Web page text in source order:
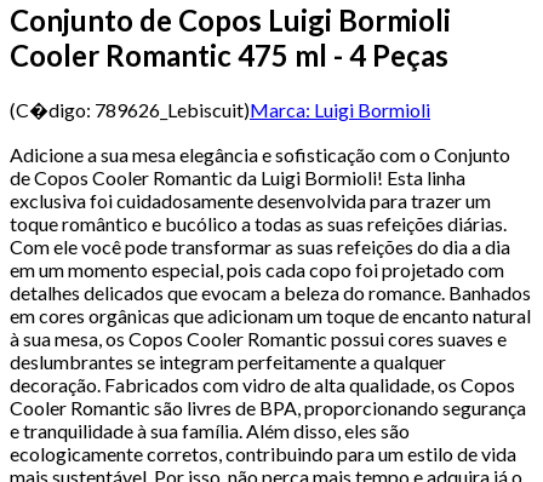
Conjunto de Copos Luigi Bormioli
Cooler Romantic 475 ml - 4 Peças
(C�digo: 789626_Lebiscuit)Marca: Luigi Bormioli
Adicione a sua mesa elegância e sofisticação com o Conjunto
de Copos Cooler Romantic da Luigi Bormioli! Esta linha
exclusiva foi cuidadosamente desenvolvida para trazer um
toque romântico e bucólico a todas as suas refeições diárias.
Com ele você pode transformar as suas refeições do dia a dia
em um momento especial, pois cada copo foi projetado com
detalhes delicados que evocam a beleza do romance. Banhados
em cores orgânicas que adicionam um toque de encanto natural
à sua mesa, os Copos Cooler Romantic possui cores suaves e
deslumbrantes se integram perfeitamente a qualquer
decoração. Fabricados com vidro de alta qualidade, os Copos
Cooler Romantic são livres de BPA, proporcionando segurança
e tranquilidade à sua família. Além disso, eles são
ecologicamente corretos, contribuindo para um estilo de vida
mais sustentável. Por isso, não perca mais tempo e adquira já o